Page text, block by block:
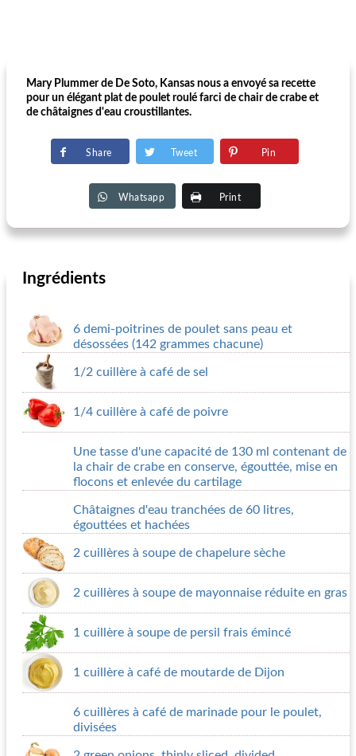
Mary Plummer de De Soto, Kansas nous a envoyé sa recette
pour un élégant plat de poulet roulé farci de chair de crabe et
de châtaignes d'eau croustillantes.
Share Tweet Pin
Whatsapp Print
Ingrédients
6 demi-poitrines de poulet sans peau et
désossées (142 grammes chacune)
1/2 cuillère à café de sel
1/4 cuillère à café de poivre
Une tasse d'une capacité de 130 ml contenant de
la chair de crabe en conserve, égouttée, mise en
flocons et enlevée du cartilage
Châtaignes d'eau tranchées de 60 litres,
égouttées et hachées
2 cuillères à soupe de chapelure sèche
2 cuillères à soupe de mayonnaise réduite en gras
1 cuillère à soupe de persil frais émincé
1 cuillère à café de moutarde de Dijon
6 cuillères à café de marinade pour le poulet,
divisées